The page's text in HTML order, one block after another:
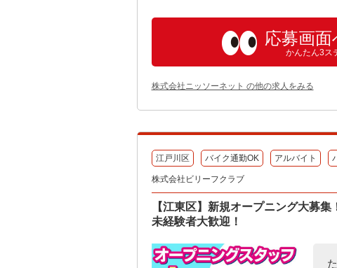
応募画
かんたん3ス
株式会社ニッソーネット の他の求人をみる
江戸川区 バイク通勤OK アルバイト
株式会社ビリーフクラブ
【江東区】新規オープニング大募
未経験者大歓迎！